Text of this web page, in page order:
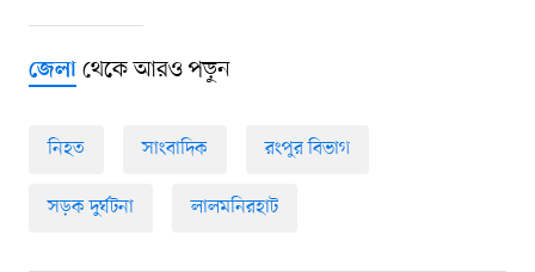
জেলাথেকে আরও পড়ুন
নিহত সাংবাদিক রংপুর বিভাগ
সড়ক দুর্ঘটনা লালমনিরহাট